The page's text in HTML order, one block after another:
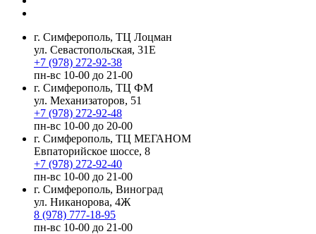
г. Симферополь, ТЦ Лоцман
ул. Севастопольская, 31Е
+7 (978) 272-92-38
пн-вс 10-00 до 21-00
г. Симферополь, ТЦ ФМ
ул. Механизаторов, 51
+7 (978) 272-92-48
пн-вс 10-00 до 20-00
г. Симферополь, ТЦ МЕГАНОМ
Евпаторийское шоссе, 8
+7 (978) 272-92-40
пн-вс 10-00 до 21-00
г. Симферополь, Виноград
ул. Никанорова, 4Ж
8 (978) 777-18-95
пн-вс 10-00 до 21-00